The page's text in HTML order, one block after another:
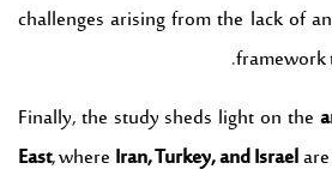
challenges arising from the lack of
framework
Finally, the study sheds light on the
East, where Iran, Turkey, and Israel